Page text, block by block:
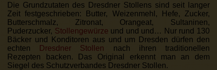
Die Grundzutaten des Dresdner Stollens sind seit langer
Zeit festgeschrieben: Butter, Weizenmehl, Hefe, Zucker,
Butterschmalz, Zitronat, Orangeat, Sultaninen,
Puderzucker, Stollengewürze und und und… Nur rund 130
Bäcker und Konditoren aus und um Dresden dürfen den
echten
Dresdner Stollen nach ihren traditionellen
Rezepten backen. Das Original erkennt man an dem
Siegel des Schutzverbandes Dresdner Stollen.